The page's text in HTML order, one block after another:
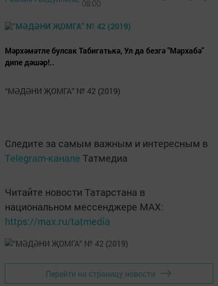
08:00
Мәрхәмәтле булсак Табигатькә, Ул да безгә "Мәрхабә"
дипе дәшәр!..
“МӘДӘНИ ҖОМГА” № 42 (2019)
Следите за самым важным и интересным в
Telegram-канале Татмедиа
Читайте новости Татарстана в
национальном мессенджере MАХ:
https://max.ru/tatmedia
Перейти на страницу новости